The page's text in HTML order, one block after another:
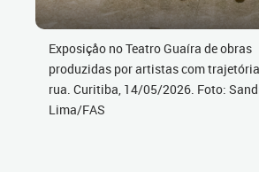
Exposiçåo no Teatro Guaíra de obras
produzidas por artistas com
rua. Curitiba, 14/05/2026. Foto:
Lima/FAS